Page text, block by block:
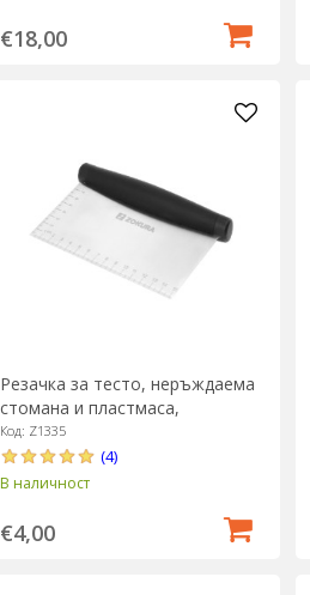
€18,00
Резачка за тесто, неръждаема
стомана и пластмаса,
15x11.5cm - Zokura
Код: Z1335
(4)
В наличност
€4,00